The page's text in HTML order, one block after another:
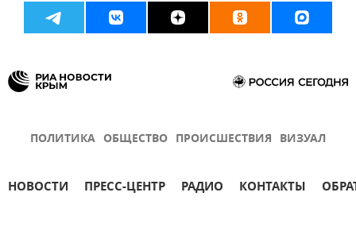
ПОЛИТИКА ОБЩЕСТВО ПРОИСШЕСТВИЯ ВИЗУАЛ
НОВОСТИ ПРЕСС-ЦЕНТР РАДИО КОНТАКТЫ